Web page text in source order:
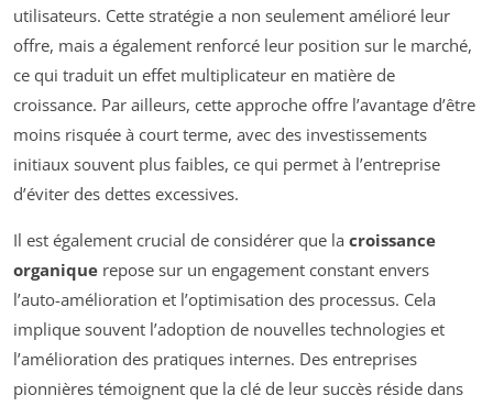
utilisateurs. Cette stratégie a non seulement amélioré leur
offre, mais a également renforcé leur position sur le marché,
ce qui traduit un effet multiplicateur en matière de
croissance. Par ailleurs, cette approche offre l’avantage d’être
moins risquée à court terme, avec des investissements
initiaux souvent plus faibles, ce qui permet à l’entreprise
d’éviter des dettes excessives.
Il est également crucial de considérer que la croissance
organique repose sur un engagement constant envers
l’auto-amélioration et l’optimisation des processus. Cela
implique souvent l’adoption de nouvelles technologies et
l’amélioration des pratiques internes. Des entreprises
pionnières témoignent que la clé de leur succès réside dans